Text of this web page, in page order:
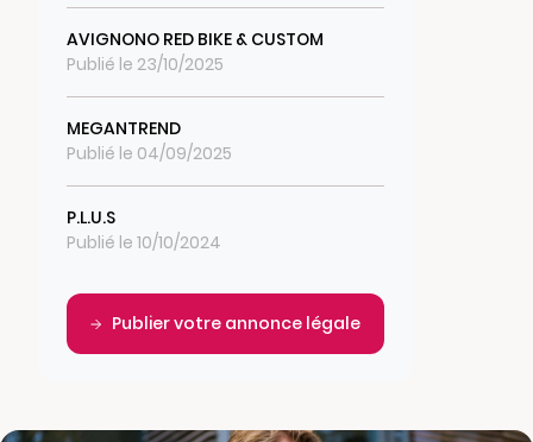
AVIGNONO RED BIKE & CUSTOM
Publié le 23/10/2025
MEGANTREND
Publié le 04/09/2025
P.L.U.S
Publié le 10/10/2024
Publier votre annonce légale